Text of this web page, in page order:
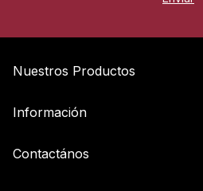
Nuestros Productos
Información
Contactános